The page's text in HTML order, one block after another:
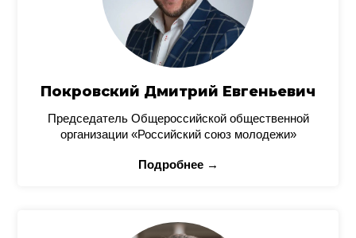
Покровский Дмитрий Евгеньевич
Председатель Общероссийской общественной
организации «Российский союз молодежи»
Подробнее →